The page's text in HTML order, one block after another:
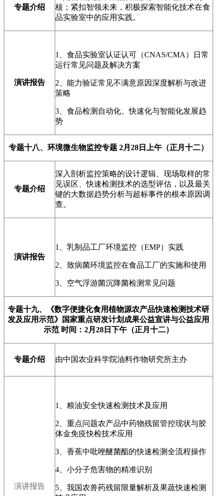
专题介绍
核；紧扣智领未来，积极探索智能化技术在食
品实验室中的应用实践。
演讲报告
1、食品实验室认证认可（CNAS/CMA）日常
运行常见问题及解决方案
2、能力验证常见不满意原因深度解析与改进
策略
3、食品检测自动化、快速化与智能化发展趋
势
专题十八、环境微生物监控专题 2月28日上午（正月十二）
专题介绍
深入剖析监控策略的设计逻辑、现场取样的常
见误区、快速检测技术的选型评估，以及最关
键的大数据趋势分析与超标事件的根本原因调
查。
演讲报告
1、乳制品工厂环境监控（EMP）实践
2、致病菌环境监控在食品工厂的实施和使用
3、空气浮游菌沉降菌检测常见问题
专题十九、
《数字便捷化食用植物源农产品快速检测技术研
发及应用示范》国家重点研发计划成果公益宣讲与公益应用
示范时间：2月28日下午（正月十二）
专题介绍 由中国农业科学院油料作物研究所主办
演讲报告
1、粮油安全快速检测技术及应用
2 、重点问题农产品中药物残留管控现状与胶
体金免疫快检技术应用
3 、香蕉中吡唑醚菌酯的快速检测全流程操作
4 、小分子危害物的精准识别
5、 我国农兽药残留限量解析及果蔬快速检测